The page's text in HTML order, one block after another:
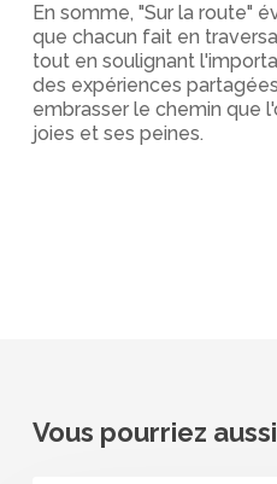
En somme, "Sur la route"
que chacun fait en
tout en soulignant
des expériences
embrasser le chemin que
joies et ses peines.
Vous pourriez